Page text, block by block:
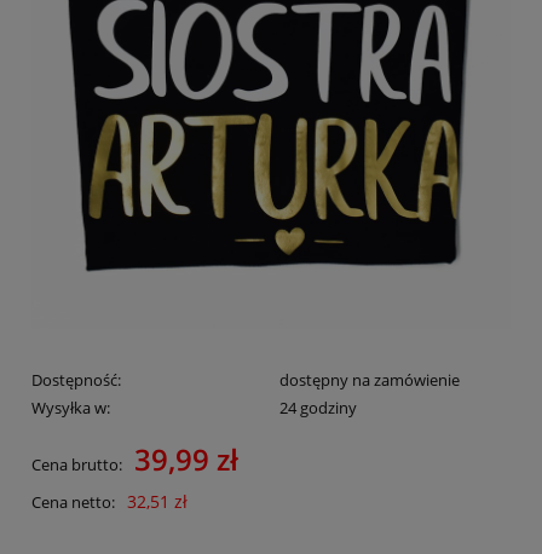
Dostępność:
dostępny na zamówienie
Wysyłka w:
24 godziny
Cena brutto: 39,99 zł
Cena netto: 32,51 zł